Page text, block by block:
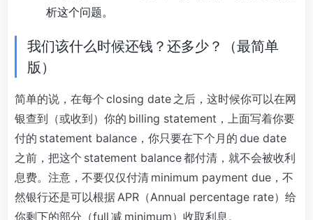
析这个问题。
我们该什么时候还钱？还多少？（最简单
版）
简单的说，在每个 closing date 之后，这时候你可以在网
银查到（或收到）你的 billing statement，上面写着你要
付的 statement balance，你只要在下个月的 due date
之前，把这个 statement balance 都付清，就不会被收利
息费。注意，不要仅仅付清 minimum payment due，不
然银行还是可以根据 APR（Annual percentage rate）给
你剩下的部分（full 减 minimum）收取利息。